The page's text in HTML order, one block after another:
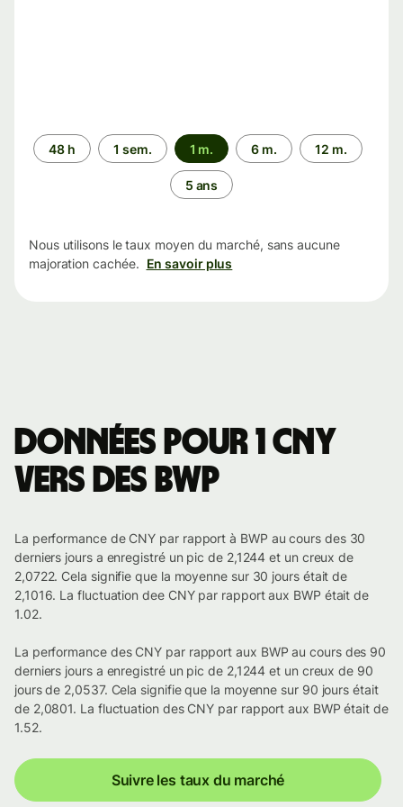
Période
48 h 1 sem. 1 m. 6 m. 12 m.
5 ans
Nous utilisons le taux moyen du marché, sans aucune
majoration cachée. En savoir plus
Données pour 1 CNY
vers des BWP
La performance de CNY par rapport à BWP au cours des 30
derniers jours a enregistré un pic de 2,1244 et un creux de
2,0722. Cela signifie que la moyenne sur 30 jours était de
2,1016. La fluctuation dee CNY par rapport aux BWP était de
1.02.
La performance des CNY par rapport aux BWP au cours des 90
derniers jours a enregistré un pic de 2,1244 et un creux de 90
jours de 2,0537. Cela signifie que la moyenne sur 90 jours était
de 2,0801. La fluctuation des CNY par rapport aux BWP était de
1.52.
Suivre les taux du marché